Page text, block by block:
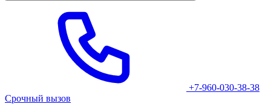
+7-960-030-38-38
Срочный вызов